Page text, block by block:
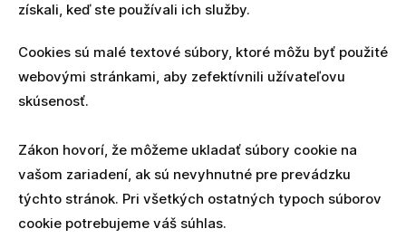
získali, keď ste používali ich služby.
Cookies sú malé textové súbory, ktoré môžu byť použité
webovými stránkami, aby zefektívnili užívateľovu
skúsenosť.
Zákon hovorí, že môžeme ukladať súbory cookie na
vašom zariadení, ak sú nevyhnutné pre prevádzku
týchto stránok. Pri všetkých ostatných typoch súborov
cookie potrebujeme váš súhlas.